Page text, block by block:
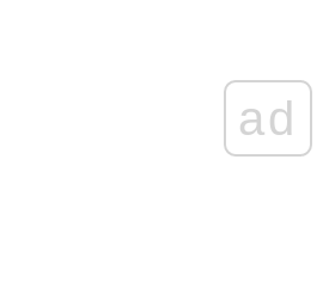
ad